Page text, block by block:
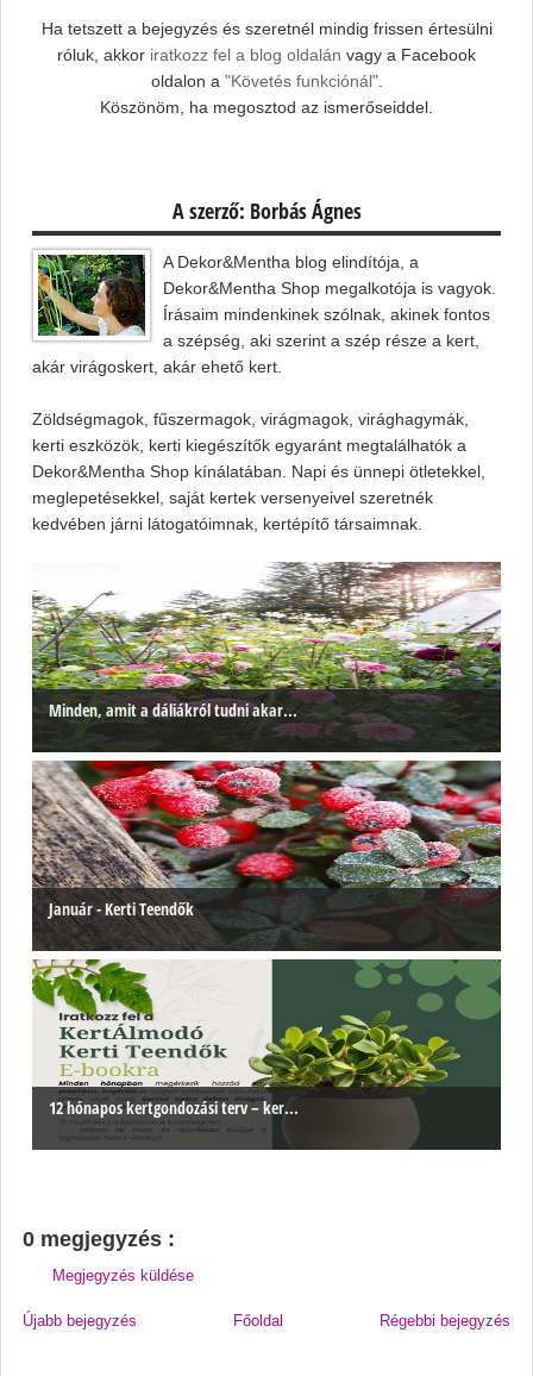
Ha tetszett a bejegyzés és szeretnél mindig frissen értesülni
róluk, akkor iratkozz fel a blog oldalán vagy a Facebook
oldalon a "Követés funkciónál".
Köszönöm, ha megosztod az ismerőseiddel.
A szerző: Borbás Ágnes
A Dekor&Mentha blog elindítója, a
Dekor&Mentha Shop megalkotója is vagyok.
Írásaim mindenkinek szólnak, akinek fontos
a szépség, aki szerint a szép része a kert,
akár virágoskert, akár ehető kert.
Zöldségmagok, fűszermagok, virágmagok, virághagymák,
kerti eszközök, kerti kiegészítők egyaránt megtalálhatók a
Dekor&Mentha Shop kínálatában. Napi és ünnepi ötletekkel,
meglepetésekkel, saját kertek versenyeivel szeretnék
kedvében járni látogatóimnak, kertépítő társaimnak.
Minden, amit a dáliákról tudni akar...
Január - Kerti Teendők
12 hónapos kertgondozási terv – ker...
0 megjegyzés :
Megjegyzés küldése
Újabb bejegyzés Régebbi bejegyzés
Főoldal